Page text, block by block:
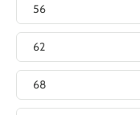
56
62
68